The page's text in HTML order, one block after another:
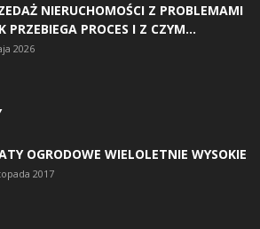
NIERUCHOMOŚCI Z PROBLEMAMI
PRZEBIEGA PROCES I Z CZYM...
2026
OGRODOWE WIELOLETNIE WYSOKIE
2017